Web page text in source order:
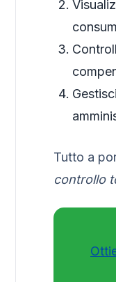
Tutto a
controllo